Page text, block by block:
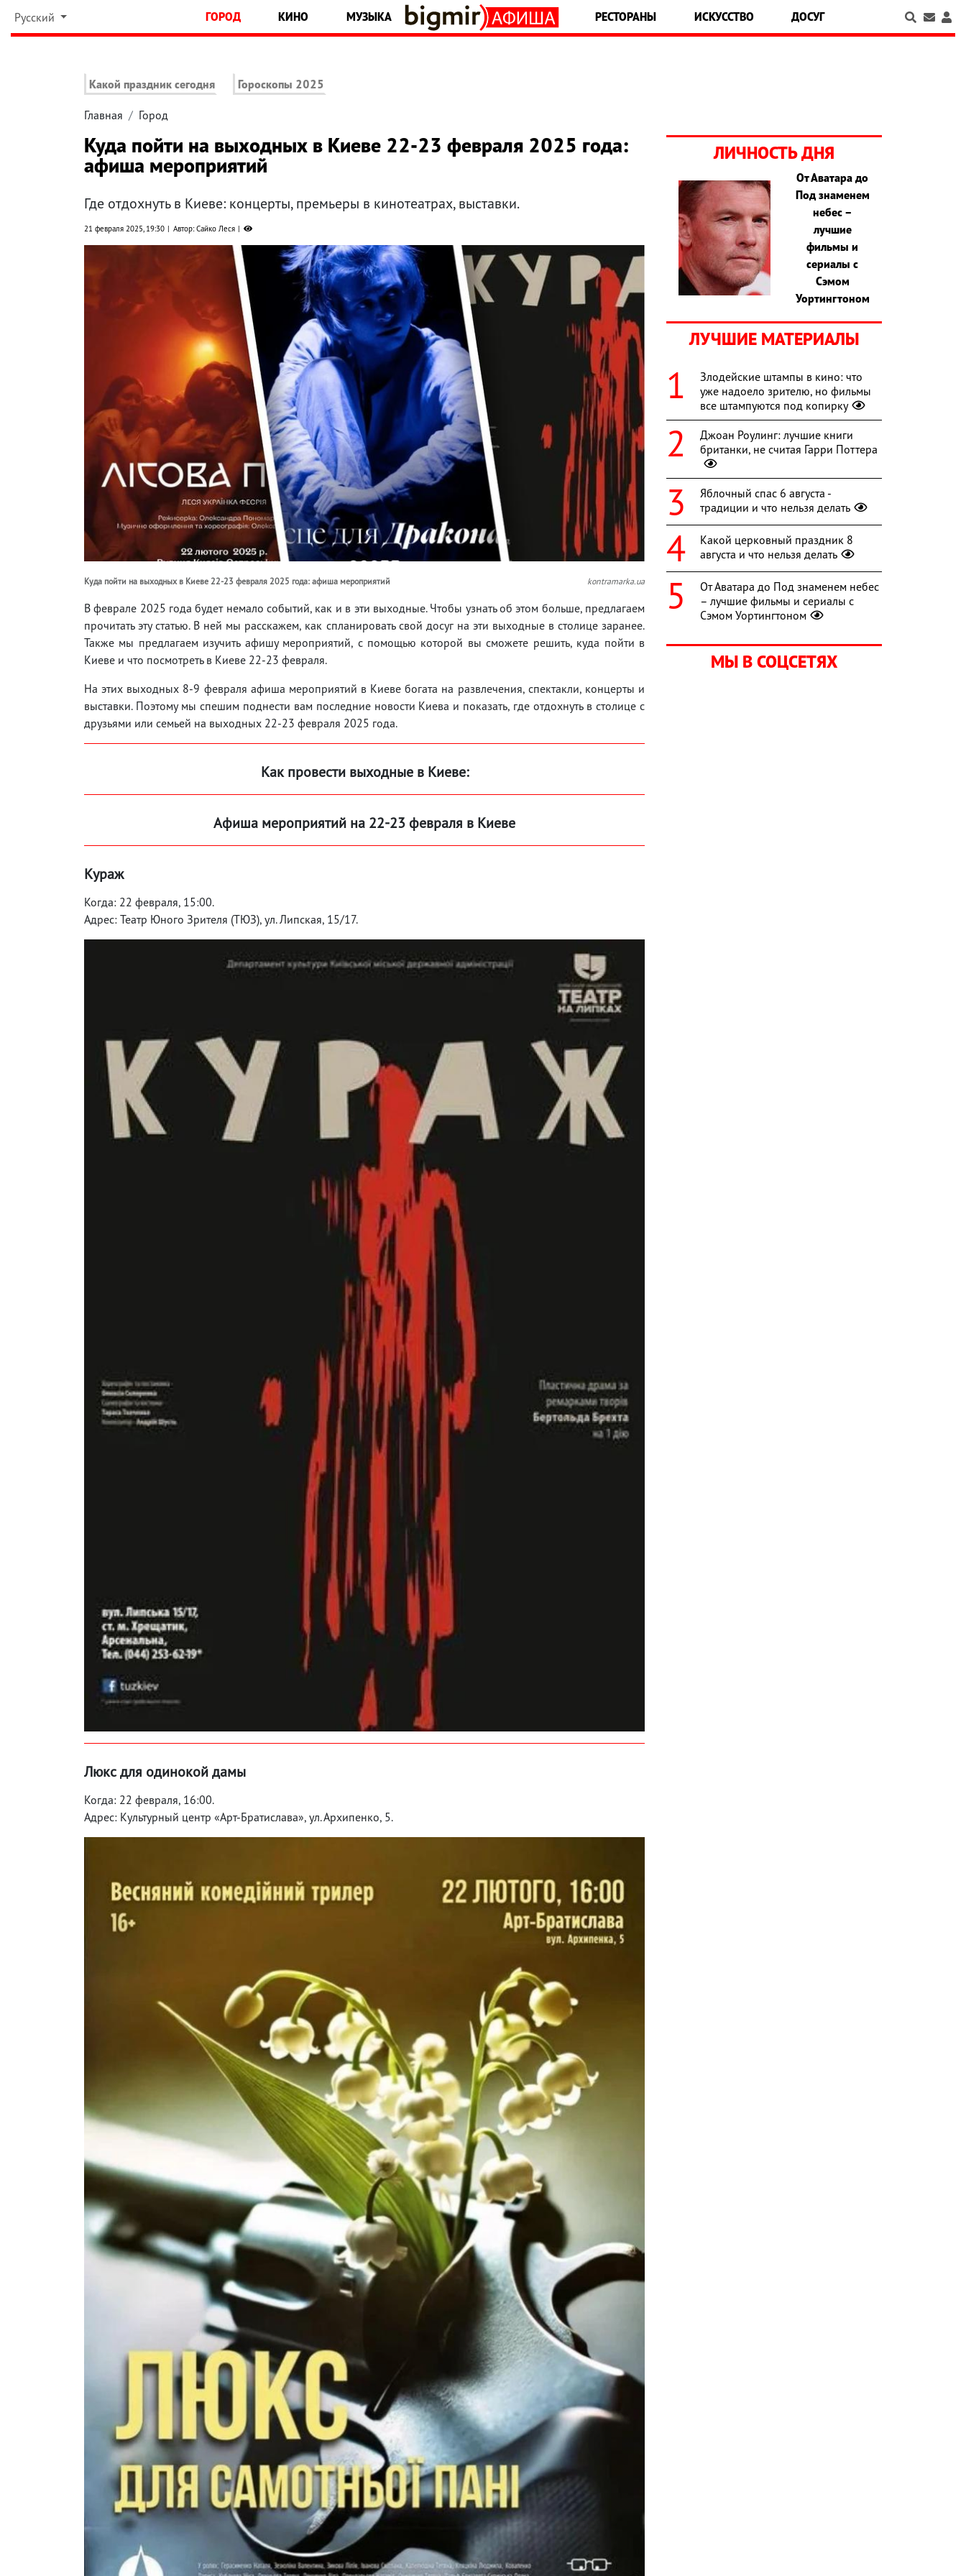
Русский ГОРОД КИНО МУЗЫКА РЕСТОРАНЫ ИСКУССТВО ДОСУГ
Какой праздник сегодня Гороскопы 2025
Главная Город
Куда пойти на выходных в Киеве 22-23 февраля 2025 года:
афиша мероприятий
Где отдохнуть в Киеве: концерты, премьеры в кинотеатрах, выставки.
21 февраля 2025, 19:30 Автор: Сайко Леся
Куда пойти на выходных в Киеве 22-23 февраля 2025 года: афиша мероприятий kontramarka.ua
В феврале 2025 года будет немало событий, как и в эти выходные. Чтобы узнать об этом больше, предлагаем
прочитать эту статью. В ней мы расскажем, как спланировать свой досуг на эти выходные в столице заранее.
Также мы предлагаем изучить афишу мероприятий, с помощью которой вы сможете решить, куда пойти в
Киеве и что посмотреть в Киеве 22-23 февраля.
На этих выходных 8-9 февраля афиша мероприятий в Киеве богата на развлечения, спектакли, концерты и
выставки. Поэтому мы спешим поднести вам последние новости Киева и показать, где отдохнуть в столице с
друзьями или семьей на выходных 22-23 февраля 2025 года.
Как провести выходные в Киеве:
Афиша мероприятий на 22-23 февраля в Киеве
Кураж
Когда: 22 февраля, 15:00.
Адрес: Театр Юного Зрителя (ТЮЗ), ул. Липская, 15/17.
Люкс для одинокой дамы
Когда: 22 февраля, 16:00.
Адрес: Культурный центр «Арт-Братислава», ул. Архипенко, 5.
ЛИЧНОСТЬ ДНЯ
От Аватара до
Под знаменем
небес –
лучшие
фильмы и
сериалы с
Сэмом
Уортингтоном
ЛУЧШИЕ МАТЕРИАЛЫ
Злодейские штампы в кино: что
уже надоело зрителю, но фильмы
все штампуются под копирку
Джоан Роулинг: лучшие книги
британки, не считая Гарри Поттера
Яблочный спас 6 августа -
традиции и что нельзя делать
Какой церковный праздник 8
августа и что нельзя делать
От Аватара до Под знаменем небес
– лучшие фильмы и сериалы с
Сэмом Уортингтоном
МЫ В СОЦСЕТЯХ